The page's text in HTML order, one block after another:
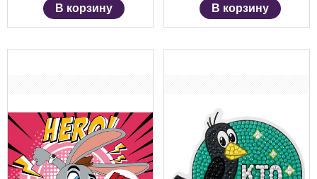
В корзину В корзину